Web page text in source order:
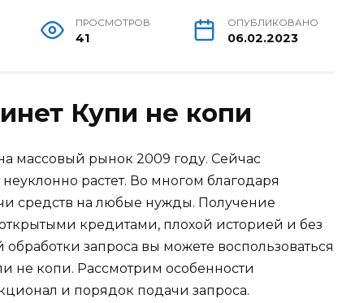
ПРОСМОТРОВ
41
ОПУБЛИКОВАНО
06.02.2023
Купи не копи
рынок 2009 году. Сейчас
растет. Во многом благодаря
средств на любые нужды. Получение
кредитами, плохой историей и без
запроса вы можете воспользоваться
не копи. Рассмотрим особенности
и порядок подачи запроса.